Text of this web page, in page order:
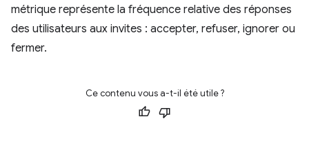
métrique représente la fréquence relative des réponses
des utilisateurs aux invites : accepter, refuser, ignorer ou
fermer.
Ce contenu vous a-t-il été utile ?